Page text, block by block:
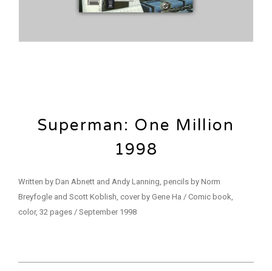
Superman: One Million
1998
Written by Dan Abnett and Andy Lanning, pencils by Norm
Breyfogle and Scott Koblish, cover by Gene Ha / Comic book,
color, 32 pages / September 1998